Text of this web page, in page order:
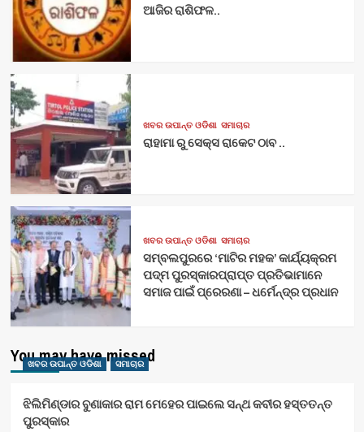
ଆଜିର ରାଶିଫଳ..
ଖବର ଉପାନ୍ତ ଓଡିଶା ସମାଚାର
ରାହାମା ରୁ ସେକ୍ସ ରାକେଟ ଠାବ ..
ଖବର ଉପାନ୍ତ ଓଡିଶା ସମାଚାର
ସମ୍ବଲପୁରରେ ‘ମାଟିର ମହକ’ କାର୍ଯ୍ୟକ୍ରମ
ପଦ୍ମ ପୁରସ୍କାରପ୍ରାପ୍ତ ପ୍ରତିଭାମାନେ
ସମାଜ ପାଇଁ ପ୍ରେରଣା – ଧର୍ମେନ୍ଦ୍ର ପ୍ରଧାନ
You may have missed
ଖବର ଉପାନ୍ତ ଓଡିଶା ସମାଚାର
ଝିଲିମିଣ୍ଡାର ବୁଣାକାର ରାମ ମେହେର ପାଇଲେ ସନ୍ଥ କବୀର ହସ୍ତତନ୍ତ
ପୁରସ୍କାର